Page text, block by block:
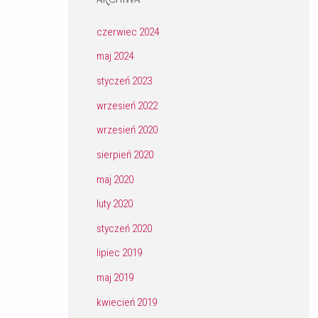
czerwiec 2024
maj 2024
styczeń 2023
wrzesień 2022
wrzesień 2020
sierpień 2020
maj 2020
luty 2020
styczeń 2020
lipiec 2019
maj 2019
kwiecień 2019